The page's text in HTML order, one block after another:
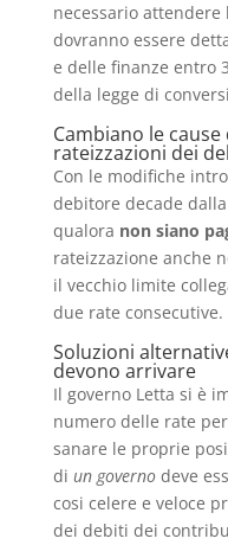
necessario
dovranno essere
e delle finanze entro
della legge di
Cambiano le
rateizzazioni dei
Con le modifiche
debitore decade
qualora non siano
rateizzazione anche
il vecchio limite
due rate consecutive.
Soluzioni
devono arrivare
Il governo Letta si è
numero delle rate
sanare le proprie
di un governodeve
cosi celere e veloce
dei debiti dei